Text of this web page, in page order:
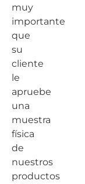
muy
importante
que
su
cliente
le
apruebe
una
muestra
física
de
nuestros
productos